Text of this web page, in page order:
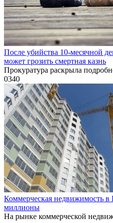
После убийства 10-месячной
может грозить смертная казнь
Прокуратура раскрыла
0340
Коммерческая недвижимость в
миллионы
На рынке коммерческой